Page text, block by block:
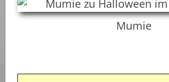
Mumie